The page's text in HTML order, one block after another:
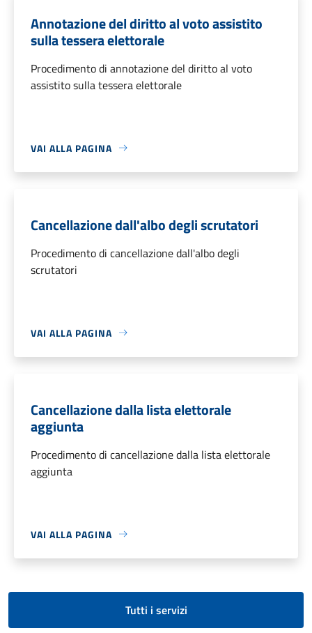
Annotazione del diritto al voto assistito
sulla tessera elettorale
Procedimento di annotazione del diritto al voto
assistito sulla tessera elettorale
VAI ALLA PAGINA
Cancellazione dall'albo degli scrutatori
Procedimento di cancellazione dall'albo degli
scrutatori
VAI ALLA PAGINA
Cancellazione dalla lista elettorale
aggiunta
Procedimento di cancellazione dalla lista elettorale
aggiunta
VAI ALLA PAGINA
Tutti i servizi